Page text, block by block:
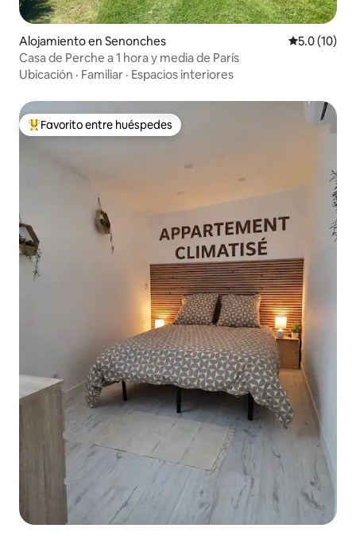
Alojamiento en Senonches Calificación
5.0 (10)
Casa de Perche a 1 hora y media de París
Ubicación · Familiar · Espacios interiores
Favorito entre huéspedes preferido
Favorito entre huéspedes